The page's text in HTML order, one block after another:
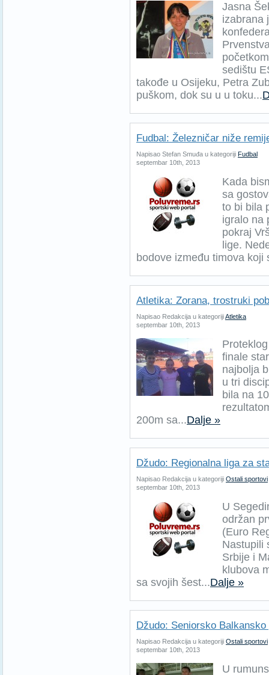
Jasna
izabrana
sedištu
takođe u Osijeku, Petra
puškom, dok su u u toku...
Fudbal: Železničar niže
Napisao Stefan Smuđa u kategoriji Fudbal
septembar 10th, 2013
Kada
sa
to bi bila
igralo na
pokraj
lige.
bodove između timova koji
Atletika: Zorana, trostruki
Napisao Redakcija u kategorijiAtletika
septembar 10th, 2013
finale
najbolja
u tri
bila na
200m sa...Dalje »
Džudo: Regionalna liga za
Napisao Redakcija u kategoriji Ostali sportovi
septembar 10th, 2013
U
održan
(Euro
Nastupili
Srbije i
klubova
sa svojih šest...Dalje »
Džudo: Seniorsko
Napisao Redakcija u kategoriji Ostali sportovi
septembar 10th, 2013
U